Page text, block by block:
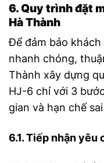
6. Quy trình đặt
Hà Thành
Để đảm bảo
nhanh chóng,
Thành xây dựng
HJ-6 chỉ với 3
gian và hạn chế
6.1. Tiếp nhận yêu